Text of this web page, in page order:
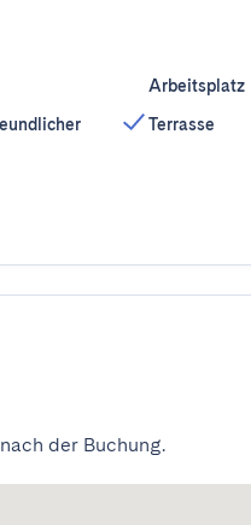
Arbeitsplatz
Terrasse
der Buchung.